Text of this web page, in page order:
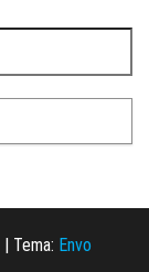
| Tema: Envo